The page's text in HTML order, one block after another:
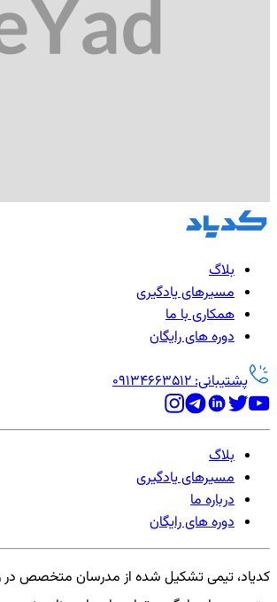
بلاگ
مسیرهای یادگیری
همکاری با ما
دوره های رایگان
پشتیبانی: 09134663512
بلاگ
مسیرهای یادگیری
درباره ما
دوره های رایگان
کدیاد، تیمی تشکیل شده از مدرسان متخصص در